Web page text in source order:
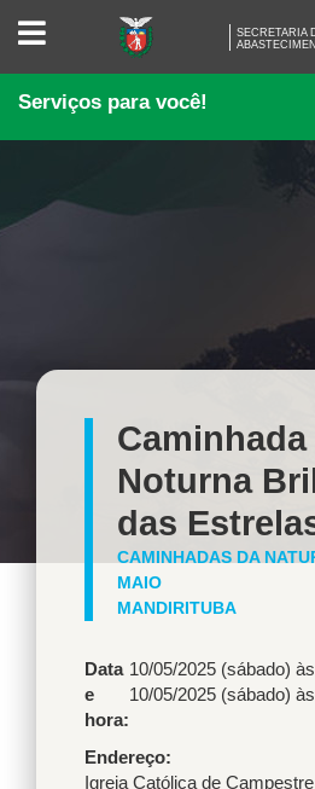
SECRETARIA
AGRICULTURA
E
DO
ABASTECIMENTO
SECRETARIA
Serviços para você!
Caminhada
Noturna
das
CAMINHADAS DA
MAIO
MANDIRITUBA
Data
e
hora:
10/05/2025 (sábado)
10/05/2025 (sábado)
Endereço
Igreja Católica de